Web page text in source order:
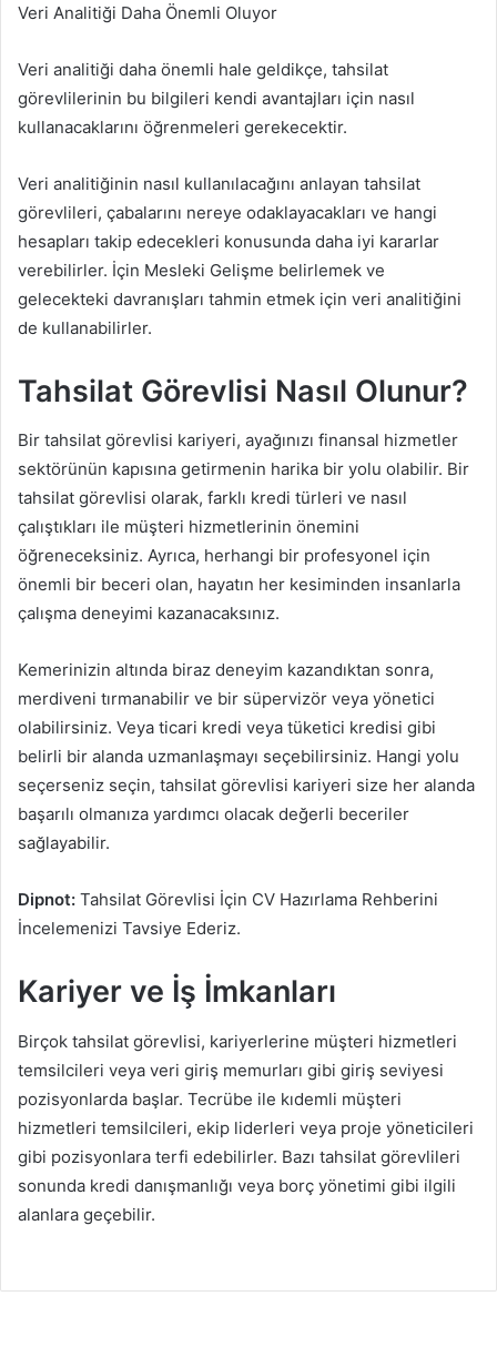
Veri Analitiği Daha Önemli Oluyor
Veri analitiği daha önemli hale geldikçe, tahsilat
görevlilerinin bu bilgileri kendi avantajları için nasıl
kullanacaklarını öğrenmeleri gerekecektir.
Veri analitiğinin nasıl kullanılacağını anlayan tahsilat
görevlileri, çabalarını nereye odaklayacakları ve hangi
hesapları takip edecekleri konusunda daha iyi kararlar
verebilirler. İçin Mesleki Gelişme belirlemek ve
gelecekteki davranışları tahmin etmek için veri analitiğini
de kullanabilirler.
Tahsilat Görevlisi Nasıl Olunur?
Bir tahsilat görevlisi kariyeri, ayağınızı finansal hizmetler
sektörünün kapısına getirmenin harika bir yolu olabilir. Bir
tahsilat görevlisi olarak, farklı kredi türleri ve nasıl
çalıştıkları ile müşteri hizmetlerinin önemini
öğreneceksiniz. Ayrıca, herhangi bir profesyonel için
önemli bir beceri olan, hayatın her kesiminden insanlarla
çalışma deneyimi kazanacaksınız.
Kemerinizin altında biraz deneyim kazandıktan sonra,
merdiveni tırmanabilir ve bir süpervizör veya yönetici
olabilirsiniz. Veya ticari kredi veya tüketici kredisi gibi
belirli bir alanda uzmanlaşmayı seçebilirsiniz. Hangi yolu
seçerseniz seçin, tahsilat görevlisi kariyeri size her alanda
başarılı olmanıza yardımcı olacak değerli beceriler
sağlayabilir.
Dipnot: Tahsilat Görevlisi İçin CV Hazırlama Rehberini
İncelemenizi Tavsiye Ederiz.
Kariyer ve İş İmkanları
Birçok tahsilat görevlisi, kariyerlerine müşteri hizmetleri
temsilcileri veya veri giriş memurları gibi giriş seviyesi
pozisyonlarda başlar. Tecrübe ile kıdemli müşteri
hizmetleri temsilcileri, ekip liderleri veya proje yöneticileri
gibi pozisyonlara terfi edebilirler. Bazı tahsilat görevlileri
sonunda kredi danışmanlığı veya borç yönetimi gibi ilgili
alanlara geçebilir.